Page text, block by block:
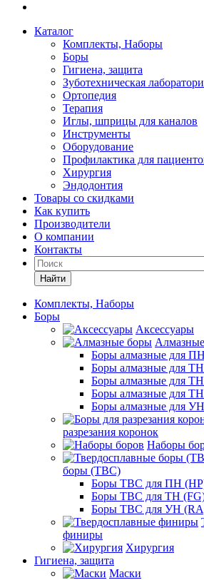
Каталог
Комплекты, Наборы
Боры
Гигиена, защита
Зуботехническая
Ортопедия
Терапия
Иглы, шприцы для каналов
Инструменты
Оборудование
Профилактика для
Хирургия
Эндодонтия
Товары со скидками
Как купить
Производители
О компании
Контакты
Найти
Комплекты, Наборы
Боры
Аксессуары
Боры алмазные для
Боры алмазные для
Боры алмазные для
Боры алмазные для
Боры алмазные для
разрезания коронок
Наборы
боры (ТВС)
Боры ТВС для ПН
Боры ТВС для ТН
Боры ТВС для УН
финиры
Хирургия
Гигиена, защита
Маски